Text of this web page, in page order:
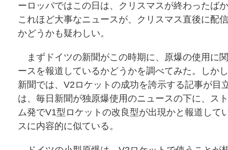
ーロッパではこの日は、クリスマスが終わったば
これほど大事なニュースが、クリスマス直後に配
かどうかも疑わしい。
まずドイツの新聞がこの時期に、原爆の使用に
ースを報道しているかどうかを調べてみた。しか
新聞では、V2ロケットの成功を誇示する記事が目
は、毎日新聞が独原爆使用のニュースの下に、ス
ム発でV1型ロケットの改良型が出現かと報道して
スに内容的に似ている。